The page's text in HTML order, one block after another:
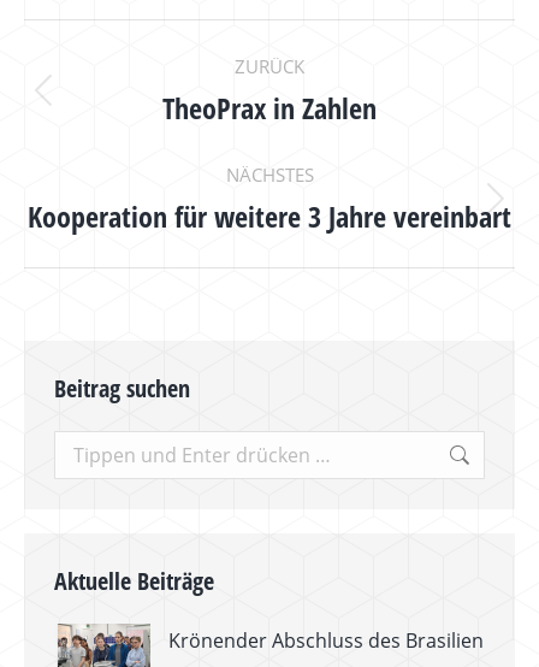
ZURÜCK
Vorheriger
TheoPrax in Zahlen
NÄCHSTES
Nächster
Kooperation für weitere 3 Jahre vereinbart
Beitrag suchen
Search:
Aktuelle Beiträge
Krönender Abschluss des Brasilien